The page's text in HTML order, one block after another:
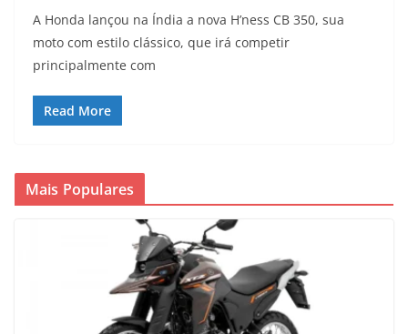
A Honda lançou na Índia a nova H’ness CB 350, sua
moto com estilo clássico, que irá competir
principalmente com
Read More
Mais Populares